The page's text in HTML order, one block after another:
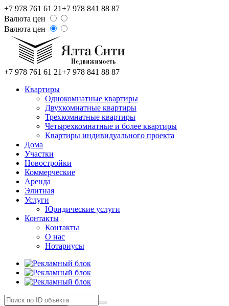
+7 978 761 61 21+7 978 841 88 87
Валюта цен
Валюта цен
+7 978 761 61 21+7 978 841 88 87
Квартиры
Однокомнатные квартиры
Двухкомнатные квартиры
Трехкомнатные квартиры
Четырехкомнатные и более квартиры
Квартиры индивидуального проекта
Дома
Участки
Новостройки
Коммерческие
Аренда
Элитная
Услуги
Юридические услуги
Контакты
Контакты
О нас
Нотариусы